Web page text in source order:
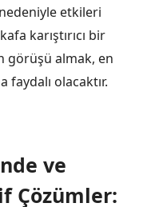
etkileri
karıştırıcı bir
görüşü almak, en
olacaktır.
ve
Çözümler: